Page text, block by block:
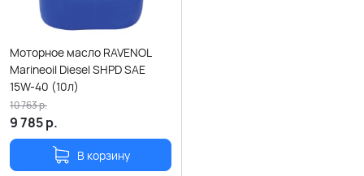
Моторное масло RAVENOL
Marineoil Diesel SHPD SAE
15W-40 (10л)
9 785р.
10 763р.
В корзину